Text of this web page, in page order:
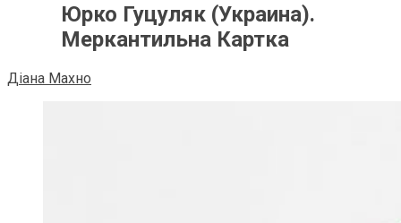
Юрко Гуцуляк (Украина).
Меркантильна Картка
Діана Махно